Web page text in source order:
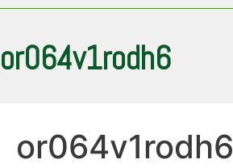
or064v1rodh6
or064v1rodh6